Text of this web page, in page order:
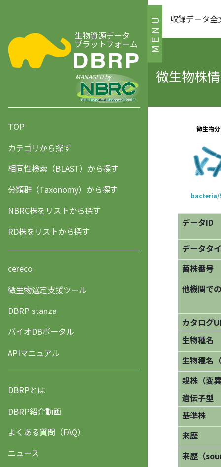
MENU
生物資源データ
プラットフォーム
MANAGED by
TOP
カテゴリから探す
相同性検索（BLAST）から探す
分類群（Taxonomy）から探す
NBRC株をリストから探す
RD株をリストから探す
cereco
微生物選定支援ツール
DBRP stanza
バイオDBポータル
APIマニュアル
DBRPとは
DBRP紹介動画
よくある質問（FAQ）
ニュース
収録データ全
微生物株
データID
データタ
菌株番号
他機関で
カタログ
生物種名
生物種名
親株（変
遺伝子型
基準株
来歴
来歴（